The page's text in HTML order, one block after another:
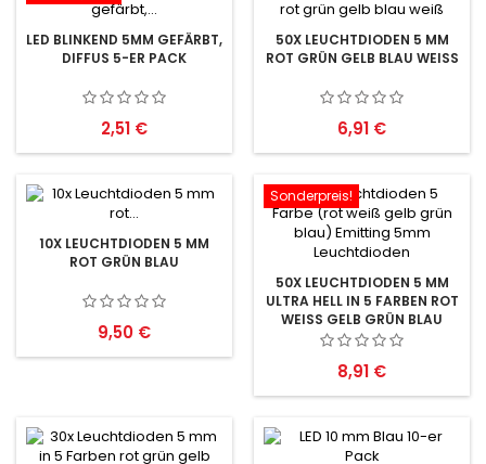
LED BLINKEND 5MM GEFÄRBT,
DIFFUS 5-ER PACK
Preis
2,51 €
50X LEUCHTDIODEN 5 MM
ROT GRÜN GELB BLAU WEISS
Preis
6,91 €
10X LEUCHTDIODEN 5 MM
ROT GRÜN BLAU
Preis
9,50 €
Sonderpreis!
50X LEUCHTDIODEN 5 MM
ULTRA HELL IN 5 FARBEN ROT
WEISS GELB GRÜN BLAU
Preis
8,91 €